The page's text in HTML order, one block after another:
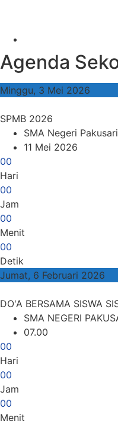
Agenda
Minggu, 3 Mei 2026
SPMB 2026
SMA Negeri Pakusari
11 Mei 2026
00
Hari
00
Jam
00
Menit
00
Detik
Jumat, 6 Februari 2026
DO'A BERSAMA SISWA
SMA NEGERI
07.00
00
Hari
00
Jam
00
Menit